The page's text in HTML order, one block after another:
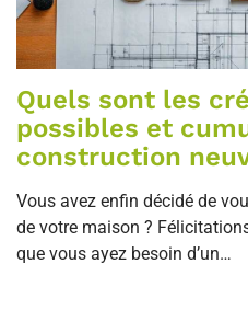
Quels sont les
possibles et
construction
Vous avez enfin décidé de
de votre maison ?
que vous ayez besoin d’un…